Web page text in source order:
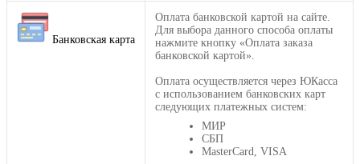
Банковская карта
Оплата банковской картой на сайте.
Для выбора данного способа оплаты
нажмите кнопку «Оплата заказа
банковской картой».
Оплата осуществляется через ЮКасса
с использованием банковских карт
следующих платежных систем:
МИР
СБП
MasterCard, VISA